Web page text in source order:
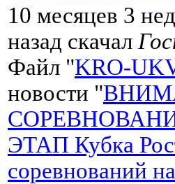
10 месяцев 3
назад скачал
Файл "KRO-
новости "
ЭТАП Кубка
соревнований